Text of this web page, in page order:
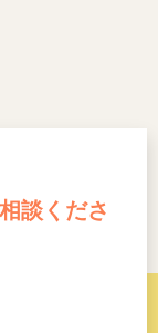
談くださ